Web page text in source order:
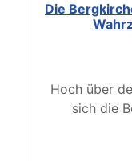
Die
Hoch über
sich die